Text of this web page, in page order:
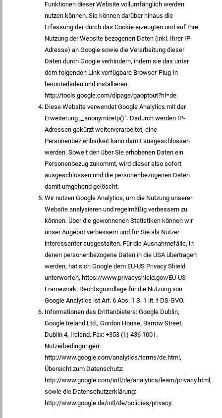
Funktionen dieser Website vollumfänglich werden
nutzen können. Sie können darüber hinaus die
Erfassung der durch das Cookie erzeugten und auf Ihre
Nutzung der Website bezogenen Daten (inkl. Ihrer IP-
Adresse) an Google sowie die Verarbeitung dieser
Daten durch Google verhindern, indem sie das unter
dem folgenden Link verfügbare Browser-Plug-in
herunterladen und installieren:
http://tools.google.com/dlpage/gaoptout?hl=de.
Diese Website verwendet Google Analytics mit der
Erweiterung „_anonymizeIp()“. Dadurch werden IP-
Adressen gekürzt weiterverarbeitet, eine
Personenbeziehbarkeit kann damit ausgeschlossen
werden. Soweit den über Sie erhobenen Daten ein
Personenbezug zukommt, wird dieser also sofort
ausgeschlossen und die personenbezogenen Daten
damit umgehend gelöscht.
Wir nutzen Google Analytics, um die Nutzung unserer
Website analysieren und regelmäßig verbessern zu
können. Über die gewonnenen Statistiken können wir
unser Angebot verbessern und für Sie als Nutzer
interessanter ausgestalten. Für die Ausnahmefälle, in
denen personenbezogene Daten in die USA übertragen
werden, hat sich Google dem EU-US Privacy Shield
unterworfen, https://www.privacyshield.gov/EU-US-
Framework. Rechtsgrundlage für die Nutzung von
Google Analytics ist Art. 6 Abs. 1 S. 1 lit. f DS-GVO.
Informationen des Drittanbieters: Google Dublin,
Google Ireland Ltd., Gordon House, Barrow Street,
Dublin 4, Ireland, Fax: +353 (1) 436 1001.
Nutzerbedingungen:
http://www.google.com/analytics/terms/de.html,
Übersicht zum Datenschutz:
http://www.google.com/intl/de/analytics/learn/privacy.html,
sowie die Datenschutzerklärung:
http://www.google.de/intl/de/policies/privacy.